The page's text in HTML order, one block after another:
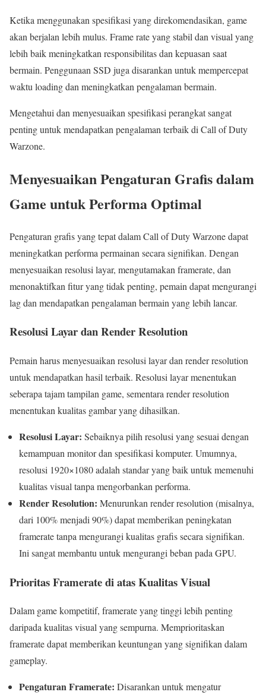
Ketika menggunakan spesifikasi yang direkomendasikan, game
akan berjalan lebih mulus. Frame rate yang stabil dan visual yang
lebih baik meningkatkan responsibilitas dan kepuasan saat
bermain. Penggunaan SSD juga disarankan untuk mempercepat
waktu loading dan meningkatkan pengalaman bermain.
Mengetahui dan menyesuaikan spesifikasi perangkat sangat
penting untuk mendapatkan pengalaman terbaik di Call of Duty
Warzone.
Menyesuaikan Pengaturan Grafis dalam
Game untuk Performa Optimal
Pengaturan grafis yang tepat dalam Call of Duty Warzone dapat
meningkatkan performa permainan secara signifikan. Dengan
menyesuaikan resolusi layar, mengutamakan framerate, dan
menonaktifkan fitur yang tidak penting, pemain dapat mengurangi
lag dan mendapatkan pengalaman bermain yang lebih lancar.
Resolusi Layar dan Render Resolution
Pemain harus menyesuaikan resolusi layar dan render resolution
untuk mendapatkan hasil terbaik. Resolusi layar menentukan
seberapa tajam tampilan game, sementara render resolution
menentukan kualitas gambar yang dihasilkan.
Resolusi Layar: Sebaiknya pilih resolusi yang sesuai dengan
kemampuan monitor dan spesifikasi komputer. Umumnya,
resolusi 1920×1080 adalah standar yang baik untuk memenuhi
kualitas visual tanpa mengorbankan performa.
Render Resolution: Menurunkan render resolution (misalnya,
dari 100% menjadi 90%) dapat memberikan peningkatan
framerate tanpa mengurangi kualitas grafis secara signifikan.
Ini sangat membantu untuk mengurangi beban pada GPU.
Prioritas Framerate di atas Kualitas Visual
Dalam game kompetitif, framerate yang tinggi lebih penting
daripada kualitas visual yang sempurna. Memprioritaskan
framerate dapat memberikan keuntungan yang signifikan dalam
gameplay.
Pengaturan Framerate: Disarankan untuk mengatur